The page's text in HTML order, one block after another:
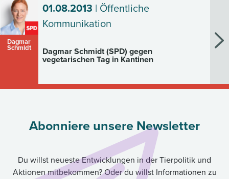
Dagmar
Schmidt
01.08.2013 | Öffentliche
Kommunikation
Dagmar Schmidt (SPD) gegen
vegetarischen Tag in Kantinen
Abonniere unsere Newsletter
Du willst neueste Entwicklungen in der Tierpolitik und
Aktionen mitbekommen? Oder du willst Informationen zu